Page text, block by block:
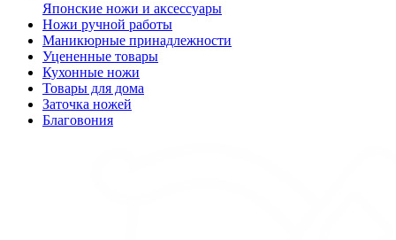
Японские ножи и аксессуары
Ножи ручной работы
Маникюрные принадлежности
Уцененные товары
Кухонные ножи
Товары для дома
Заточка ножей
Благовония